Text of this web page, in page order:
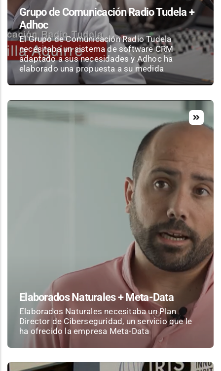
Grupo de Comunicación Radio Tudela +
Adhoc
El Grupo de Comunicación Radio Tudela
necesitaba un sistema de software CRM
adaptado a sus necesidades y Adhoc ha
elaborado una propuesta a su medida
Elaborados Naturales + Meta-Data
Elaborados Naturales necesitaba un Plan
Director de Ciberseguridad, un servicio que le
ha ofrecido la empresa Meta-Data